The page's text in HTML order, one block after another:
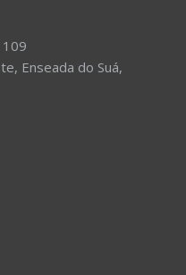
109
Enseada do Suá,